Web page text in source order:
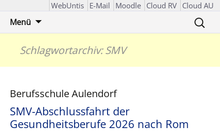
WebUntis E-Mail Moodle Cloud RV Cloud AU
Menü
Suchen
nach:
Schlagwortarchiv: SMV
Berufsschule Aulendorf
SMV-Abschlussfahrt der
Gesundheitsberufe 2026 nach Rom